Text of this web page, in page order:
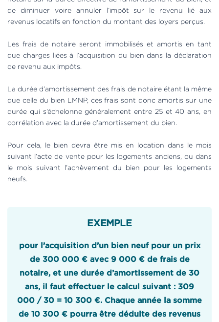
de diminuer voire annuler l’impôt sur le revenu lié aux
revenus locatifs en fonction du montant des loyers perçus.
Les frais de notaire seront immobilisés et amortis en tant
que charges liées à l’acquisition du bien dans la déclaration
de revenu aux impôts.
La durée d’amortissement des frais de notaire étant la même
que celle du bien LMNP, ces frais sont donc amortis sur une
durée qui s’échelonne généralement entre 25 et 40 ans, en
corrélation avec la durée d’amortissement du bien.
Pour cela, le bien devra être mis en location dans le mois
suivant l’acte de vente pour les logements anciens, ou dans
le mois suivant l’achèvement du bien pour les logements
neufs.
EXEMPLE
pour l’acquisition d’un bien neuf pour un prix
de 300 000 € avec 9 000 € de frais de
notaire, et une durée d’amortissement de 30
ans, il faut effectuer le calcul suivant : 309
000 / 30 = 10 300 €. Chaque année la somme
de 10 300 € pourra être déduite des revenus